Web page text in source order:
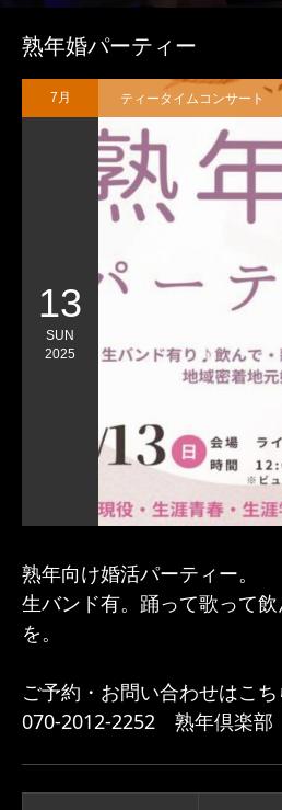
熟年婚パーティー
7月
13
SUN
2025
ティータイムコンサート
熟年向け婚活パーティー。
生バンド有。踊って歌って
を。
ご予約・お問い合わせはこ
070-2012-2252 熟年倶楽部